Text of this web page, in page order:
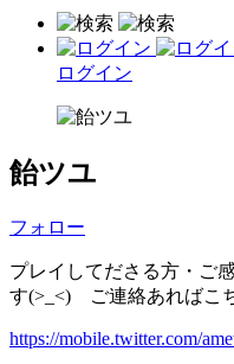
ログイン
飴ツユ
フォロー
プレイしてださる方・ご
す(>_<) ご連絡あればこ
https://mobile.twitter.com/